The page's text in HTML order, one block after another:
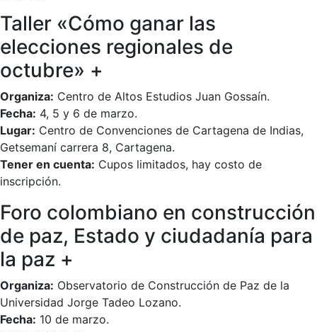
Taller «Cómo ganar las
elecciones regionales de
octubre» +
Organiza: Centro de Altos Estudios Juan Gossaín.
Fecha: 4, 5 y 6 de marzo.
Lugar: Centro de Convenciones de Cartagena de Indias,
Getsemaní carrera 8, Cartagena.
Tener en cuenta: Cupos limitados, hay costo de
inscripción.
Foro colombiano en construcción
de paz, Estado y ciudadanía para
la paz +
Organiza: Observatorio de Construcción de Paz de la
Universidad Jorge Tadeo Lozano.
Fecha: 10 de marzo.